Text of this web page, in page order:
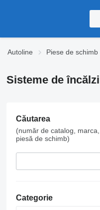
Autoline Piese de schimb
Sisteme de
Căutarea
(număr de catalog, marca,
piesă de schimb)
Categorie